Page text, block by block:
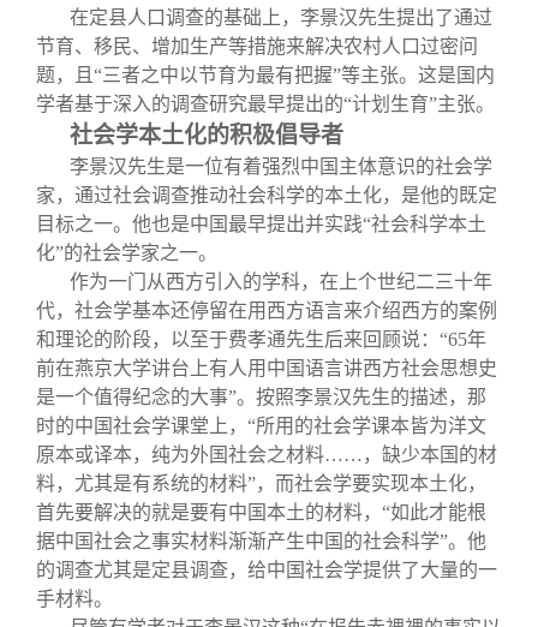
在定县人口调查的基础上，李景汉先生提出了通过
节育、移民、增加生产等措施来解决农村人口过密问
题，且“三者之中以节育为最有把握”等主张。这是国内
学者基于深入的调查研究最早提出的“计划生育”主张。
社会学本土化的积极倡导者
李景汉先生是一位有着强烈中国主体意识的社会学
家，通过社会调查推动社会科学的本土化，是他的既定
目标之一。他也是中国最早提出并实践“社会科学本土
化”的社会学家之一。
作为一门从西方引入的学科，在上个世纪二三十年
代，社会学基本还停留在用西方语言来介绍西方的案例
和理论的阶段，以至于费孝通先生后来回顾说：“65年
前在燕京大学讲台上有人用中国语言讲西方社会思想史
是一个值得纪念的大事”。按照李景汉先生的描述，那
时的中国社会学课堂上，“所用的社会学课本皆为洋文
原本或译本，纯为外国社会之材料……，缺少本国的材
料，尤其是有系统的材料”，而社会学要实现本土化，
首先要解决的就是要有中国本土的材料，“如此才能根
据中国社会之事实材料渐渐产生中国的社会科学”。他
的调查尤其是定县调查，给中国社会学提供了大量的一
手材料。